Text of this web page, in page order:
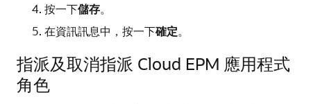
按一下儲存。
在資訊訊息中，按一下確定。
指派及取消指派 Cloud EPM 應用程式
角色